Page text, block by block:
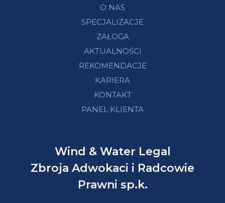
O NAS
SPECJALIZACJE
ZAŁOGA
AKTUALNOŚCI
REKOMENDACJE
KARIERA
KONTAKT
PANEL KLIENTA
Wind & Water Legal
Zbroja Adwokaci i Radcowie
Prawni sp.k.